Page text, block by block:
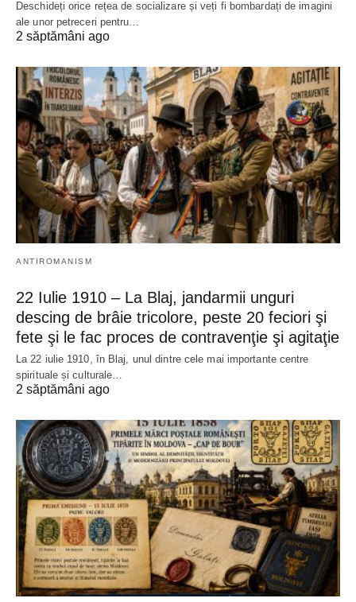
Deschideți orice rețea de socializare și veți fi bombardați de imagini
ale unor petreceri pentru…
2 săptămâni ago
ANTIROMANISM
22 Iulie 1910 – La Blaj, jandarmii unguri
descing de brâie tricolore, peste 20 feciori şi
fete şi le fac proces de contravenţie şi agitaţie
La 22 iulie 1910, în Blaj, unul dintre cele mai importante centre
spirituale și culturale…
2 săptămâni ago